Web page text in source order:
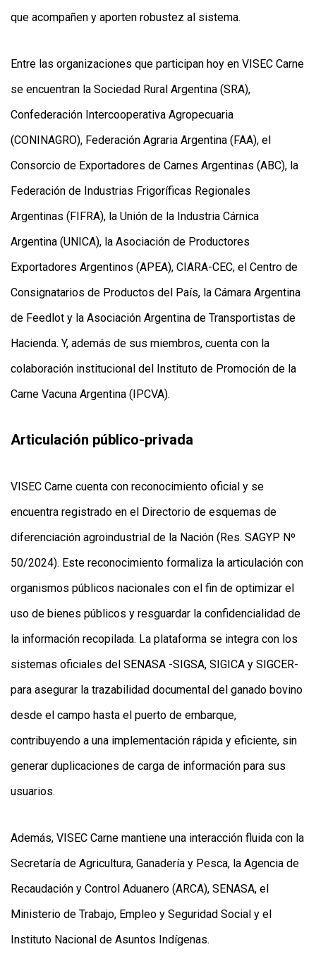
que acompañen y aporten robustez al sistema.
Entre las organizaciones que participan hoy en VISEC Carne
se encuentran la Sociedad Rural Argentina (SRA),
Confederación Intercooperativa Agropecuaria
(CONINAGRO), Federación Agraria Argentina (FAA), el
Consorcio de Exportadores de Carnes Argentinas (ABC), la
Federación de Industrias Frigoríficas Regionales
Argentinas (FIFRA), la Unión de la Industria Cárnica
Argentina (UNICA), la Asociación de Productores
Exportadores Argentinos (APEA), CIARA-CEC, el Centro de
Consignatarios de Productos del País, la Cámara Argentina
de Feedlot y la Asociación Argentina de Transportistas de
Hacienda. Y, además de sus miembros, cuenta con la
colaboración institucional del Instituto de Promoción de la
Carne Vacuna Argentina (IPCVA).
Articulación público-privada
VISEC Carne cuenta con reconocimiento oficial y se
encuentra registrado en el Directorio de esquemas de
diferenciación agroindustrial de la Nación (Res. SAGYP Nº
50/2024). Este reconocimiento formaliza la articulación con
organismos públicos nacionales con el fin de optimizar el
uso de bienes públicos y resguardar la confidencialidad de
la información recopilada. La plataforma se integra con los
sistemas oficiales del SENASA -SIGSA, SIGICA y SIGCER-
para asegurar la trazabilidad documental del ganado bovino
desde el campo hasta el puerto de embarque,
contribuyendo a una implementación rápida y eficiente, sin
generar duplicaciones de carga de información para sus
usuarios.
Además, VISEC Carne mantiene una interacción fluida con la
Secretaría de Agricultura, Ganadería y Pesca, la Agencia de
Recaudación y Control Aduanero (ARCA), SENASA, el
Ministerio de Trabajo, Empleo y Seguridad Social y el
Instituto Nacional de Asuntos Indígenas.